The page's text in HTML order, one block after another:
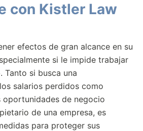
con Kistler Law
efectos de gran alcance en su
si le impide trabajar
Tanto si busca una
salarios perdidos como
de negocio
de una empresa, es
para proteger sus